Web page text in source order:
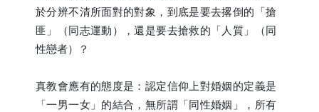
於分辨不清所面對的對象，到底是要去撂倒的「搶
匪」（同志運動），還是要去搶救的「人質」（同
性戀者）？
真教會應有的態度是：認定信仰上對婚姻的定義是
「一男一女」的結合，無所謂「同性婚姻」，所有